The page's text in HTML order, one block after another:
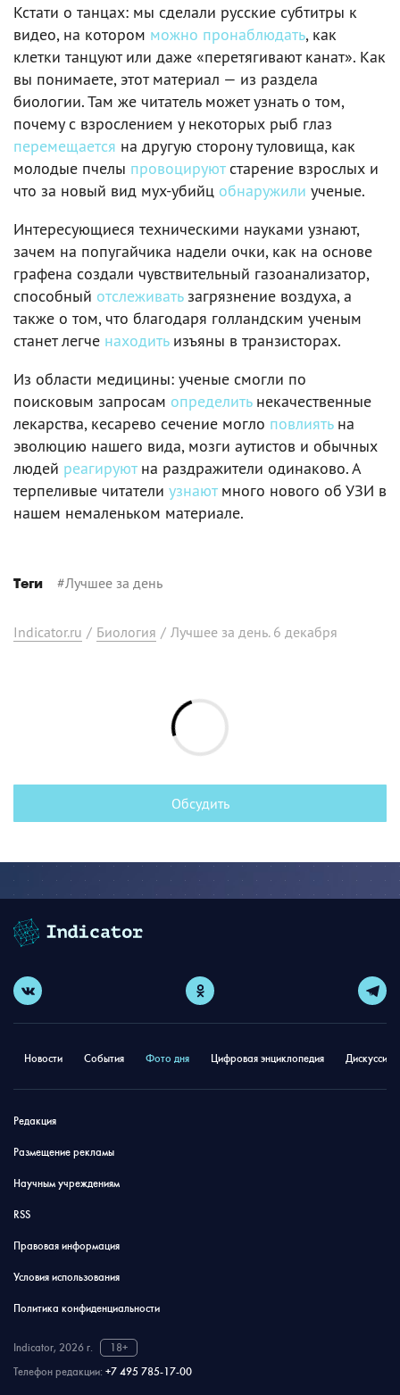
Кстати о танцах: мы сделали русские субтитры к
видео, на котором можно пронаблюдать, как
клетки танцуют или даже «перетягивают канат». Как
вы понимаете, этот материал — из раздела
биологии. Там же читатель может узнать о том,
почему с взрослением у некоторых рыб глаз
перемещается на другую сторону туловища, как
молодые пчелы провоцируютстарение взрослых и
что за новый вид мух-убийц обнаружили ученые.
Интересующиеся техническими науками узнают,
зачем на попугайчика надели очки, как на основе
графена создали чувствительный газоанализатор,
способный отслеживатьзагрязнение воздуха, а
также о том, что благодаря голландским ученым
станет легче находитьизъяны в транзисторах.
Из области медицины: ученые смогли по
поисковым запросам определитьнекачественные
лекарства, кесарево сечение могло повлиятьна
эволюцию нашего вида, мозги аутистов и обычных
людей реагируютна раздражители одинаково. А
терпеливые читатели узнаютмного нового об УЗИ в
нашем немаленьком материале.
Теги #Лучшее за день
Indicator.ru / Биология / Лучшее за день. 6 декабря
Обсудить
Новости События Фото дня Цифровая энциклопедия
Редакция
Размещение рекламы
Научным учреждениям
RSS
Правовая информация
Условия использования
Политика конфиденциальности
Indicator, 2026 г.
18+
Телефон редакции: +7 495 785-17-00